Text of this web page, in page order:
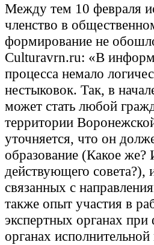
Между тем 10 февраля
членство в
формирование не
Culturavrn.ru: «В
процесса немало
нестыковок. Так, в
может стать любой
территории
уточняется, что он
образование (Какое же?
действующего
связанных с
также опыт участия в
экспертных органах
органах исполнительной